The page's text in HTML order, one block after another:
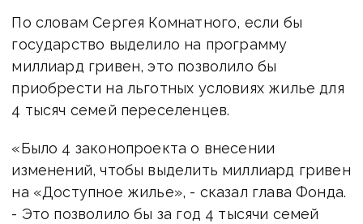
По словам Сергея Комнатного, если бы
государство выделило на программу
миллиард гривен, это позволило бы
приобрести на льготных условиях жилье для
4 тысяч семей переселенцев.
«Было 4 законопроекта о внесении
изменений, чтобы выделить миллиард гривен
на «Доступное жилье», - сказал глава Фонда.
- Это позволило бы за год 4 тысячи семей